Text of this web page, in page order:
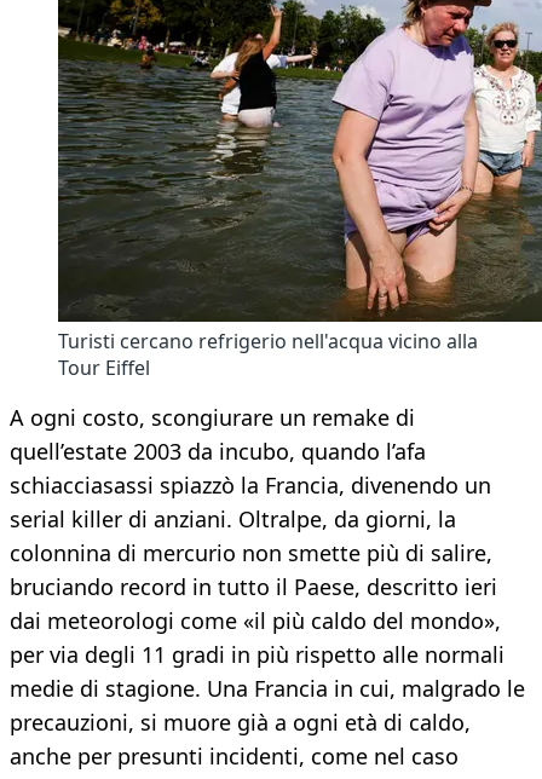
Turisti cercano refrigerio nell'acqua vicino alla
Tour Eiffel
A ogni costo, scongiurare un remake di
quell’estate 2003 da incubo, quando l’afa
schiacciasassi spiazzò la Francia, divenendo un
serial killer di anziani. Oltralpe, da giorni, la
colonnina di mercurio non smette più di salire,
bruciando record in tutto il Paese, descritto ieri
dai meteorologi come «il più caldo del mondo»,
per via degli 11 gradi in più rispetto alle normali
medie di stagione. Una Francia in cui, malgrado le
precauzioni, si muore già a ogni età di caldo,
anche per presunti incidenti, come nel caso